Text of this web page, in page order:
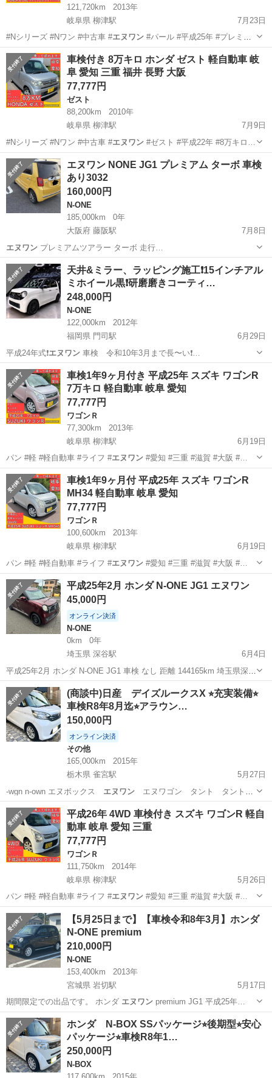
121,720km
2013年
岐阜県 柳津駅
7月23日
#Nシリーズ #Nワン #中古車 #エヌワン#パール #平成25年 #プレミ
ア…
岐阜 岐阜市 柳津駅 N-ONE 軽自動車
車検付き 8万キロ ホンダ ゼスト 軽自動車 岐
阜 愛知 三重 福井 長野 大阪
77,777円
ゼスト
88,200km
2010年
岐阜県 柳津駅
7月9日
#Nシリーズ #Nワン #中古車 #エヌワン#ゼスト #平成22年 #8万キロ…
岐阜 岐阜市 SUZUKI
エヌワン NONE JG1 プレミアム ターボ 車検
あり3032
160,000円
N-ONE
185,000km
0年
大阪府 藤阪駅
7月8日
エヌワン
プレミアムツアラー ターボ 走行…
大阪 枚方市 藤阪駅
天井&ミラー、ラッピング施工❗️15インチアル
ミホイール黒❗️研磨磨きコーティ…
248,000円
N-ONE
122,000km
2012年
福岡県 門司駅
6月29日
平成24年式❗️エヌワン 車検 令和10年3月まで長〜い❗…
福岡 北九州市 門司駅 N-ONE
車検1年9ヶ月付き 平成25年 スズキ ワゴンR
7万キロ 軽自動車 岐阜 愛知
77,777円
ワゴンＲ
77,300km
2013年
岐阜県 柳津駅
6月19日
パン #軽 #軽自動車 #ライフ #エヌワン#愛知 #三重 #滋賀 #大阪 #…
岐阜 岐阜市 柳津駅 ワゴンＲ ワゴンR
車検1年9ヶ月付 平成25年 スズキ ワゴンR
MH34 軽自動車 岐阜 愛知
77,777円
ワゴンＲ
100,600km
2013年
岐阜県 柳津駅
6月19日
パン #軽 #軽自動車 #ライフ #エヌワン#愛知 #三重 #滋賀 #大阪 #…
岐阜 岐阜市 柳津駅 ワゴンＲ
平成25年2月 ホンダ N-ONE JG1 エヌワン
45,000円
オンライン決済
N-ONE
0km
0年
埼玉県 深谷駅
6月4日
平成25年2月 ホンダ N-ONE JG1 車検 なし 距離 144165km 埼玉県深谷
市です！ 軽自動車ナンバー付きの車両の取り引きはトラブル防止の
為、名義変更後の引き渡しになりますのでご理解下さい。 ※必ず免許
証写...
埼玉 深谷市 深谷駅 N-ONE
(商談中)日産 デイズルークスX ⭐︎充実装備⭐︎
車検R8年8月迄⭐︎アラウン…
150,000円
オンライン決済
その他
165,000km
2015年
栃木県 雀宮駅
5月27日
-wgn n-own エヌボックス エヌワンエヌワゴン タント タントカ
スタム…
栃木 河内郡 雀宮駅 その他
平成26年 4WD 車検付き スズキ ワゴンR 軽自
動車 岐阜 愛知 三重
77,777円
ワゴンＲ
111,750km
2014年
岐阜県 柳津駅
5月26日
パン #軽 #軽自動車 #ライフ #エヌワン#愛知 #三重 #滋賀 #大阪 #…
岐阜 岐阜市 柳津駅 ワゴンＲ ワゴンR
【5月25日まで】【車検令和8年3月】ホンダ
N-ONE premium
210,000円
N-ONE
153,400km
2013年
宮城県 岩切駅
5月17日
期間限定での出品です。 ホンダ エヌワンpremium JG1 平成25年…
宮城 仙台市 岩切駅 ボンネット
ホンダ N-BOX SSパッケージ⭐︎後期型⭐︎安心
パッケージ⭐︎車検R8年1…
250,000円
N-BOX